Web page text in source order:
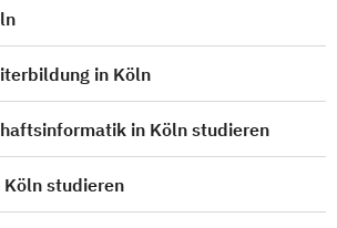
in Köln
in Köln studieren
Köln studieren